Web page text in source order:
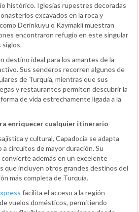
histórico. Iglesias rupestres decoradas
excavados en la roca y
Derinkuyu o Kaymakli muestran
encontraron refugio en este singular
siglos.
destino ideal para los amantes de la
Sus senderos recorren algunos de
de Turquía, mientras que sus
y restaurantes permiten descubrir la
de vida estrechamente ligada a la
enriquecer cualquier itinerario
y cultural, Capadocia se adapta
circuitos de mayor duración. Su
además en un excelente
que incluyen otros grandes destinos del
más completa de Turquía.
facilita el acceso a la región
vuelos domésticos, permitiendo